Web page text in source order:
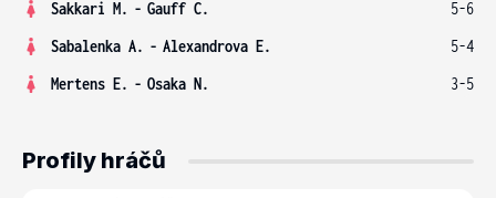
Sakkari M. - Gauff C.
5-6
Sabalenka A. - Alexandrova E.
5-4
Mertens E. - Osaka N. 3-5
Profily hráčů